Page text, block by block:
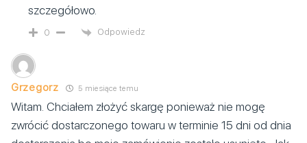
szczegółowo.
0 Odpowiedz
Grzegorz 5 miesiące temu
Witam. Chciałem złożyć skargę ponieważ nie mogę
zwrócić dostarczonego towaru w terminie 15 dni od dnia